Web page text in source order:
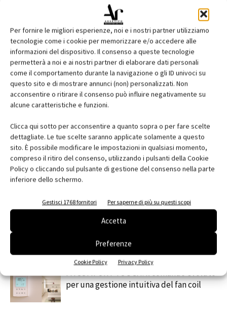
Per fornire le migliori esperienze, noi e i nostri partner utilizziamo
tecnologie come i cookie per memorizzare e/o accedere alle
informazioni del dispositivo. Il consenso a queste tecnologie
permetterà a noi e ai nostri partner di elaborare dati personali
come il comportamento durante la navigazione o gli ID univoci su
questo sito e di mostrare annunci (non) personalizzati. Non
acconsentire o ritirare il consenso può influire negativamente su
alcune caratteristiche e funzioni.
Clicca qui sotto per acconsentire a quanto sopra o per fare scelte
dettagliate. Le tue scelte saranno applicate solamente a questo
sito. È possibile modificare le impostazioni in qualsiasi momento,
compreso il ritiro del consenso, utilizzando i pulsanti della Cookie
Policy o cliccando sul pulsante di gestione del consenso nella parte
inferiore dello schermo.
Gestisci 1768 fornitori Per saperne di più su questi scopi
Accetta
Preferenze
Cookie Policy Privacy Policy
TAGS ceramica comfort acustico
isolamento acustico
Isolmant
Isolmant Telogomma Classic
materiale lapideo
mescola elastodinamica
parquet
Sistema Massa
sistema pavimento sottomassetto
Facebook Twitter Pinterest
RELATED ARTICLES MORE FROM AUTHOR
MYCOMFORT TOUCH: il comando evoluto
per una gestione intuitiva del fan coil